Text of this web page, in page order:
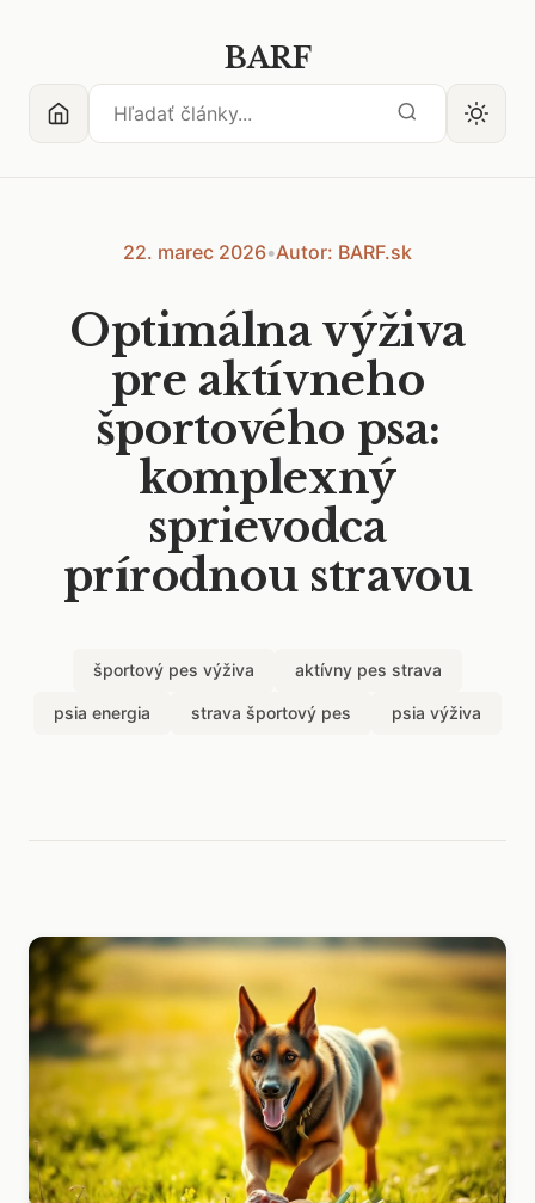
BARF
22. marec 2026•Autor: BARF.sk
Optimálna výživa
pre aktívneho
športového psa:
komplexný
sprievodca
prírodnou stravou
športový pes výživa aktívny pes strava
psia energia strava športový pes psia výživa